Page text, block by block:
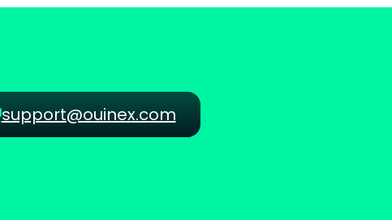
support@ouinex.com